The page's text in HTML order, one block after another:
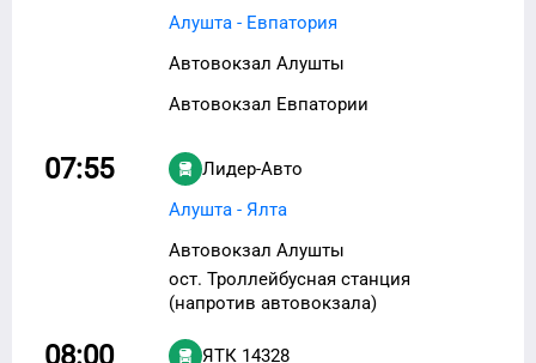
Алушта - Евпатория
Автовокзал Алушты
Автовокзал Евпатории
07:55
Лидер-Авто
Алушта - Ялта
Автовокзал Алушты
ост. Троллейбусная станция
(напротив автовокзала)
08:00
ЯТК 14328